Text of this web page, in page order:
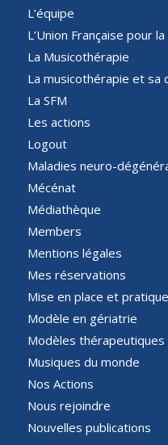
L’équipe
L’Union Française pour
La Musicothérapie
La musicothérapie et sa
La SFM
Les actions
Logout
Maladies neuro-
Mécénat
Médiathèque
Members
Mentions légales
Mes réservations
Mise en place et
Modèle en gériatrie
Modèles thérapeutiques
Musiques du monde
Nos Actions
Nous rejoindre
Nouvelles publications